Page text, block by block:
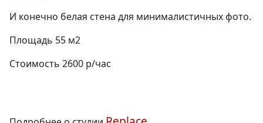
И конечно белая стена для минималистичных фото.
Площадь 55 м2
Стоимость 2600 р/час